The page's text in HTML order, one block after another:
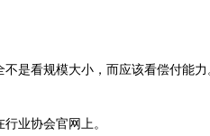
是看规模大小，而应该看偿付能力
业协会官网上。